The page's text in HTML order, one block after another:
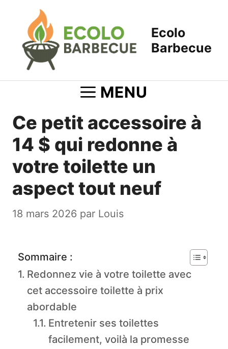
contenu
Ecolo
Barbecue
MENU
Ce petit accessoire à
14 $ qui redonne à
votre toilette un
aspect tout neuf
18 mars 2026 par Louis
Sommaire :
Redonnez vie à votre toilette avec
cet accessoire toilette à prix
abordable
Entretenir ses toilettes
facilement, voilà la promesse